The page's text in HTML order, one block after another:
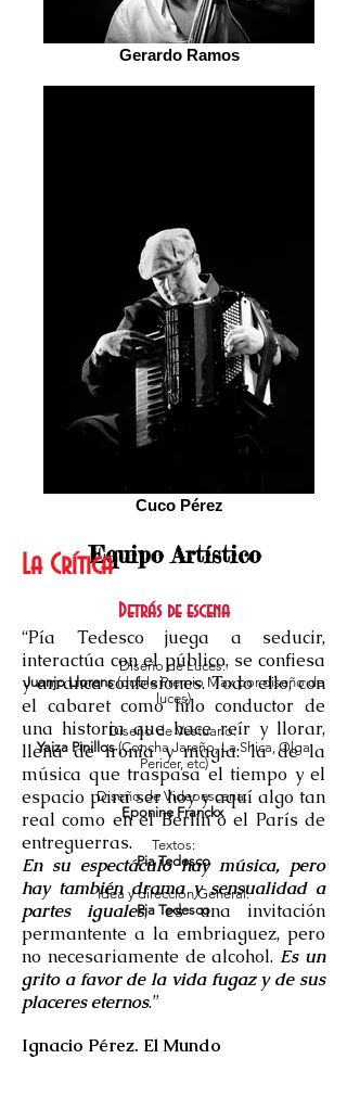
Gerardo Ramos
Cuco Pérez
Equipo Artístico
Detrás de escena
Diseño de Luces:
Juanjo Llorens(doble Premio Max por diseño de
luces)
Diseño de Vestuario:
Yaiza Pinillos(Concha Jareño, La Shica, Olga
Pericer, etc)
Diseño de Videoescena:
Eponine Franckx
Textos:
Pia Tedesco
Idea y dirección General:
Pia Tedesco
La Crítica
“Pía Tedesco juega a seducir,
interactúa con el público, se confiesa
y arranca confesiones. Todo ello, con
el cabaret como hilo conductor de
una historia que hace reír y llorar,
llena de ironía y magia: la de la
música que traspasa el tiempo y el
espacio para ser hoy y aquí algo tan
real como en el Berlín o el París de
entreguerras.
En su espectáculo hay música, pero
hay también drama y sensualidad a
partes iguales, es una invitación
permantente a la embriaguez, pero
no necesariamente de alcohol. Es un
grito a favor de la vida fugaz y de sus
placeres eternos.”
Ignacio Pérez. El Mundo